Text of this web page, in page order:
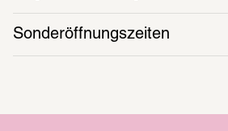
Sonderöffnungszeiten